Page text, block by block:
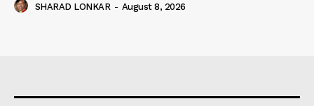
SHARAD LONKAR - August 8, 2026